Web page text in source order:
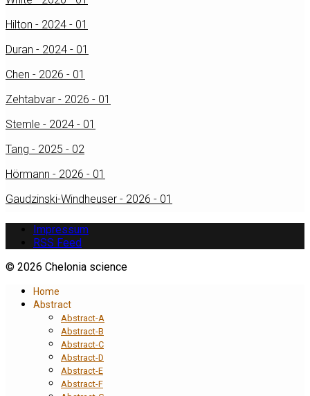
Hilton - 2024 - 01
Duran - 2024 - 01
Chen - 2026 - 01
Zehtabvar - 2026 - 01
Stemle - 2024 - 01
Tang - 2025 - 02
Hörmann - 2026 - 01
Gaudzinski-Windheuser - 2026 - 01
Impressum
RSS Feed
© 2026 Chelonia science
Home
Abstract
Abstract-A
Abstract-B
Abstract-C
Abstract-D
Abstract-E
Abstract-F